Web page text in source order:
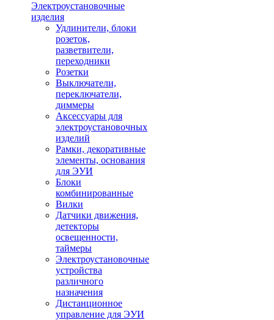
Электроустановочные
изделия
Удлинители, блоки
розеток,
разветвители,
переходники
Розетки
Выключатели,
переключатели,
диммеры
Аксессуары для
электроустановочных
изделий
Рамки, декоративные
элементы, основания
для ЭУИ
Блоки
комбинированные
Вилки
Датчики движения,
детекторы
освещенности,
таймеры
Электроустановочные
устройства
различного
назначения
Дистанционное
управление для ЭУИ